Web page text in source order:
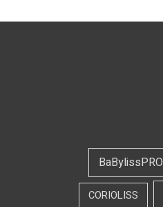
BaBylissPRO
CORIOLISS